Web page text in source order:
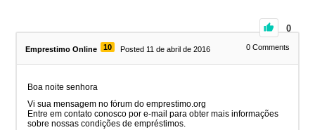
0
Emprestimo Online 10 Posted 11 de abril de 2016 0Comments
Boa noite senhora
Vi sua mensagem no fórum do emprestimo.org
Entre em contato conosco por e-mail para obter mais informações
sobre nossas condições de empréstimos.